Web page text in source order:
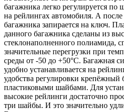
багажника легко регулируется
на рейлингах автомобиля. А
багажника запирается на ключ.
данного багажника сделаны из
стеклонаполненного полиамида,
значительные перегрузки при
среды от -50 до +50°C.
удобно устанавливается на
удобства регулировки крепёжный
пластиковыми шайбами. Для
высокие рейлинги достаточно
три шайбы. И это значительно